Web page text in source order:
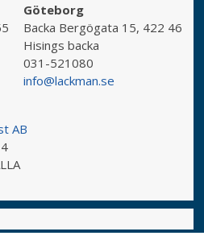
Göteborg
Backa Bergögata 15, 422 46
Hisings backa
031-521080
info@lackman.se
AB